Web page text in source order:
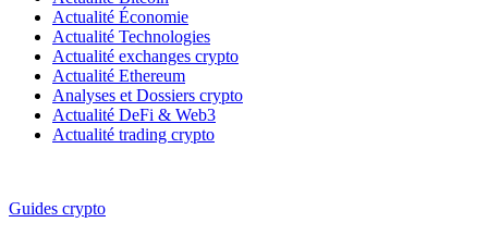
Actualité Économie
Actualité Technologies
Actualité exchanges crypto
Actualité Ethereum
Analyses et Dossiers crypto
Actualité DeFi & Web3
Actualité trading crypto
Guides crypto